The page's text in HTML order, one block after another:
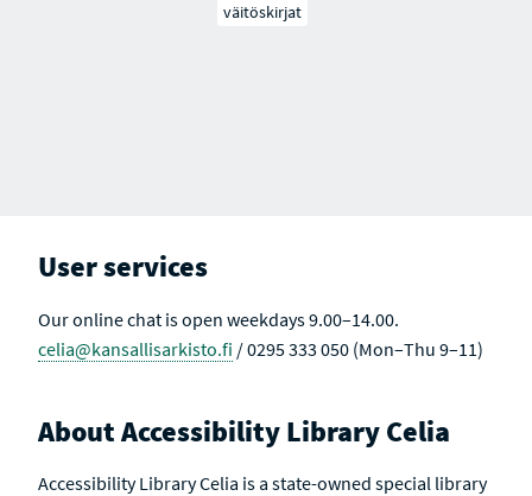
väitöskirjat
User services
Our online chat is open weekdays 9.00–14.00.
celia@kansallisarkisto.fi / 0295 333 050 (Mon–Thu 9–11)
About Accessibility Library Celia
Accessibility Library Celia is a state-owned special library